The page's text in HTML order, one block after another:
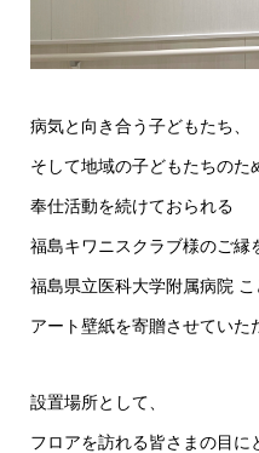
病気と向き合う子どもたち、
そして地域の子どもたちのた
奉仕活動を続けておられる
福島キワニスクラブ様のご縁
福島県立医科大学附属病院
アート壁紙を寄贈させていた
設置場所として、
フロアを訪れる皆さまの目に